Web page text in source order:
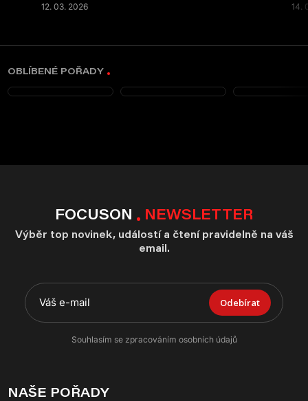
12. 03. 2026 14.
OBLÍBENÉ POŘADY
FOCUSON NEWSLETTER
Výběr top novinek, událostí a čtení pravidelně na váš
email.
Odebírat
Souhlasím se zpracováním osobních údajů
NAŠE POŘADY